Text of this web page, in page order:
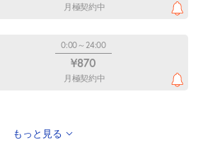
月極契約中
0:00～24:00
¥870
月極契約中
もっと見る